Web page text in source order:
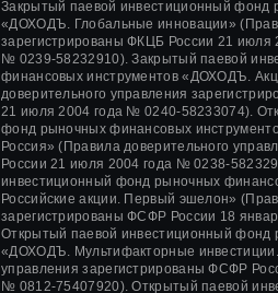
Закрытый паевой инвестиционный фонд
«ДОХОДЪ. Глобальные инновации»
зарегистрированы ФКЦБ России 21 июля
№ 0239-58232910). Закрытый паевой
финансовых инструментов «ДОХОДЪ.
доверительного управления
21 июля 2004 года № 0240-58233074).
фонд рыночных финансовых
Россия» (Правила доверительного
России21 июля 2004 года № 0238-
инвестиционный фонд рыночных
Российские акции. Первый эшелон»
зарегистрированы ФСФР России 18
Открытый паевой инвестиционный фонд
«ДОХОДЪ. Мультифакторные
управления зарегистрированы ФСФР
№ 0812-75407920). Открытый паевой